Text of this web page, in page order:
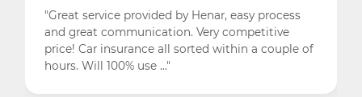
"Great service provided by Henar, easy process
and great communication. Very competitive
price! Car insurance all sorted within a couple of
hours. Will 100% use …"